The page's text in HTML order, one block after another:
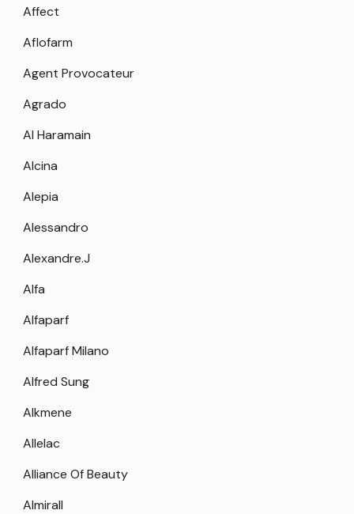
Affect
Aflofarm
Agent Provocateur
Agrado
Al Haramain
Alcina
Alepia
Alessandro
Alexandre.J
Alfa
Alfaparf
Alfaparf Milano
Alfred Sung
Alkmene
Allelac
Alliance Of Beauty
Almirall